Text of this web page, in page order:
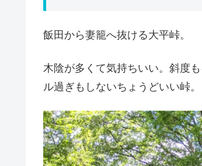
飯田から妻籠へ抜ける大平峠。
木陰が多くて気持ちいい。斜度
ル過ぎもしないちょうどいい峠。